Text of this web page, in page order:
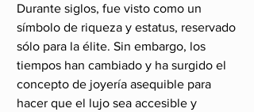
Durante siglos, fue visto como un
símbolo de riqueza y estatus, reservado
sólo para la élite. Sin embargo, los
tiempos han cambiado y ha surgido el
concepto de joyería asequible para
hacer que el lujo sea accesible y